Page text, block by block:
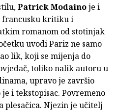
Patrick Modainoje i
francusku kritiku i
romanom od stotinjak
uvodi Pariz ne samo
lik, koji se mijenja do
toliko nalik autoru u
upravo je završio
i tekstopisac. Povremeno
plesačica. Njezin je učitelj